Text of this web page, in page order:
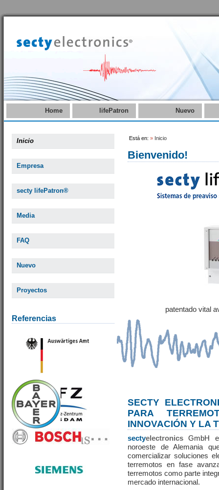
Home lifePatron Nuevo
Inicio
Empresa
secty lifePatron®
Media
FAQ
Nuevo
Proyectos
Referencias
Está en: » Inicio
Bienvenido!
patentado vital
SECTY
PARA
INNOVACIÓN Y LA
sectyelectronics GmbH
noroeste de Alemania
comercializar soluciones
terremotos en fase
terremotos como parte
mercado internacional.